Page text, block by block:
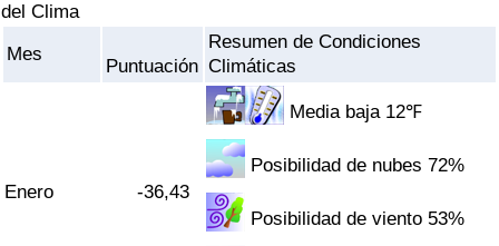
del Clima
Mes
Puntuación
Resumen de Condiciones
Climáticas
Enero -36,43
Media baja 12℉
Posibilidad de nubes 72%
Posibilidad de viento 53%
Índice de Sanidad por País
Índice de Contaminación (Actual)